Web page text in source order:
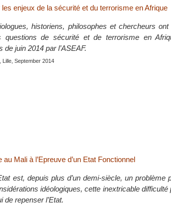
enjeux de la sécurité et du terrorisme en Afrique
historiens, philosophes et chercheurs
questions de sécurité et de terrorisme en
de juin 2014 par l’ASEAF.
, Lille, September 2014
Mali à l’Epreuve d’un Etat Fonctionnel
est, depuis plus d’un demi-siècle, un
idéologiques, cette inextricable
de repenser l’Etat.